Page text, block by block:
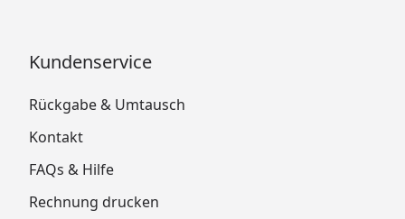
Kundenservice
Rückgabe & Umtausch
Kontakt
FAQs & Hilfe
Rechnung drucken